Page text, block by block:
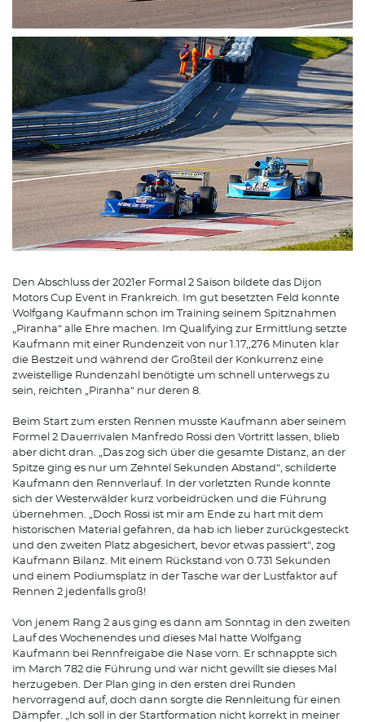
Den Abschluss der 2021er Formal 2 Saison bildete das Dijon
Motors Cup Event in Frankreich. Im gut besetzten Feld konnte
Wolfgang Kaufmann schon im Training seinem Spitznahmen
„Piranha“ alle Ehre machen. Im Qualifying zur Ermittlung setzte
Kaufmann mit einer Rundenzeit von nur 1.17,,276 Minuten klar
die Bestzeit und während der Großteil der Konkurrenz eine
zweistellige Rundenzahl benötigte um schnell unterwegs zu
sein, reichten „Piranha“ nur deren 8.
Beim Start zum ersten Rennen musste Kaufmann aber seinem
Formel 2 Dauerrivalen Manfredo Rossi den Vortritt lassen, blieb
aber dicht dran. „Das zog sich über die gesamte Distanz, an der
Spitze ging es nur um Zehntel Sekunden Abstand“, schilderte
Kaufmann den Rennverlauf. In der vorletzten Runde konnte
sich der Westerwälder kurz vorbeidrücken und die Führung
übernehmen. „Doch Rossi ist mir am Ende zu hart mit dem
historischen Material gefahren, da hab ich lieber zurückgesteckt
und den zweiten Platz abgesichert, bevor etwas passiert“, zog
Kaufmann Bilanz. Mit einem Rückstand von 0.731 Sekunden
und einem Podiumsplatz in der Tasche war der Lustfaktor auf
Rennen 2 jedenfalls groß!
Von jenem Rang 2 aus ging es dann am Sonntag in den zweiten
Lauf des Wochenendes und dieses Mal hatte Wolfgang
Kaufmann bei Rennfreigabe die Nase vorn. Er schnappte sich
im March 782 die Führung und war nicht gewillt sie dieses Mal
herzugeben. Der Plan ging in den ersten drei Runden
hervorragend auf, doch dann sorgte die Rennleitung für einen
Dämpfer. „Ich soll in der Startformation nicht korrekt in meiner